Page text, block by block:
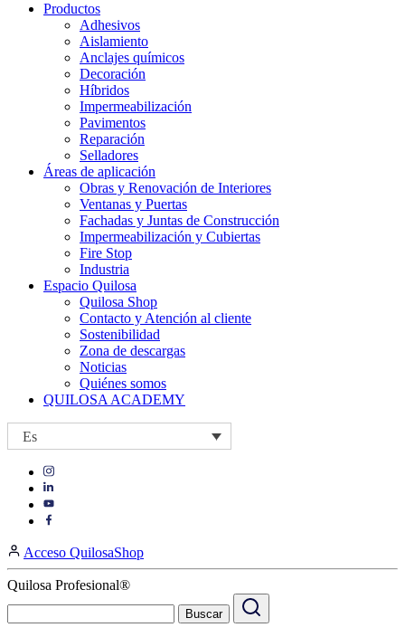
Productos
Adhesivos
Aislamiento
Anclajes químicos
Decoración
Híbridos
Impermeabilización
Pavimentos
Reparación
Selladores
Áreas de aplicación
Obras y Renovación de Interiores
Ventanas y Puertas
Fachadas y Juntas de Construcción
Impermeabilización y Cubiertas
Fire Stop
Industria
Espacio Quilosa
Quilosa Shop
Contacto y Atención al cliente
Sostenibilidad
Zona de descargas
Noticias
Quiénes somos
QUILOSA ACADEMY
Es
Visit
https://www.instagram.com/quilosa_selena/
Visit
our
Visit
page
https://www.facebook.com/QuilosaSelenaIberia/
page
Acceso QuilosaShop
Quilosa Profesional®